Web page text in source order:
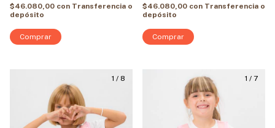
$46.080,00 con Transferencia o
depósito
Comprar
$46.080,00 con Transferencia o
depósito
Comprar
1 / 8 1 / 7